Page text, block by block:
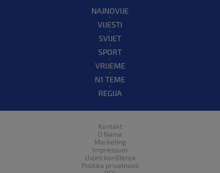
NAJNOVIJE
VIJESTI
SVIJET
SPORT
VRIJEME
N1 TEME
REGIJA
Kontakt
O Nama
Marketing
Impressum
Uvjeti korištenja
Politika privatnosti